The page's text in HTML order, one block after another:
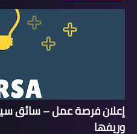
إعلان فرصة عمل – سائق
وريفها